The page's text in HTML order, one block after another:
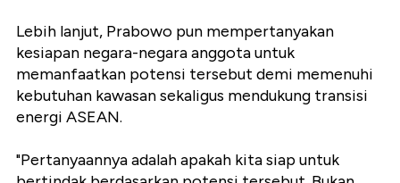
Lebih lanjut, Prabowo pun mempertanyakan
kesiapan negara-negara anggota untuk
memanfaatkan potensi tersebut demi memenuhi
kebutuhan kawasan sekaligus mendukung transisi
energi ASEAN.
"Pertanyaannya adalah apakah kita siap untuk